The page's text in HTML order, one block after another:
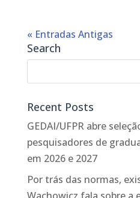
« Entradas Antigas
Search
Recent Posts
GEDAI/UFPR abre
pesquisadores de
em 2026 e 2027
Por trás das normas,
Wachowicz fala sobre a